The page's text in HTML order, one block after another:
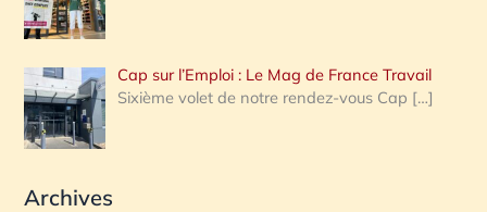
Cap sur l’Emploi : Le Mag de France Travail
Sixième volet de notre rendez-vous Cap […]
Archives